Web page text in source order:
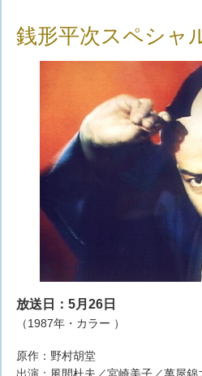
銭形平次スペシ
放送日：5月26日
（1987年・カラー ）
原作：野村胡堂